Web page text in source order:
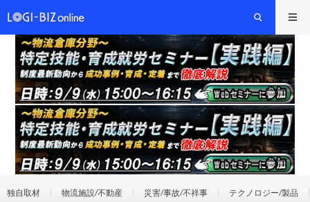
独自取材 物流施設/不動産 災害/事故/不祥事 テクノロジー/製品